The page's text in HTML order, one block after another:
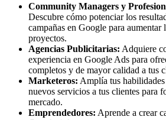
Community Managers y
Descubre cómo potenciar los
campañas en Google para
proyectos.
Agencias Publicitarias: Adquiere
experiencia en Google Ads para
completos y de mayor calidad a tus
Marketeros: Amplía tus
nuevos servicios a tus clientes para
mercado.
Emprendedores: Aprende a crear